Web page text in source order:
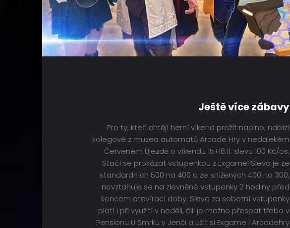
Ještě více zábavy
Pro ty, kteří chtějí herní víkend prožít naplno, nabízí
kolegové z muzea automatů Arcade Hry v nedalekém
Červeném Újezdě o víkendu 15+16.11. slevu 100 Kč/os.
Stačí se prokázat vstupenkou z Exgame! Sleva je ze
standardních 500 na 400 a ze snížených 400 na 300,
nevztahuje se na zlevněné vstupenky 2 hodiny před
koncem otevírací doby. Sleva za sobotní vstupenky
platí i při využití v neděli, čili je možno přespat třeba v
Pensionu U Smrku v Jenči a užít si Exgame i Arcadehry